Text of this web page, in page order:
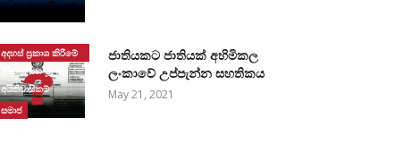
අදහස් ප්‍රකාශ කිරීමේ
නිදහස සහ මූලික
අයිතිවාසිකම්
සමාජ
ජාතියකට ජාතියක් අහිමිකල
ලංකාවේ උප්පැන්න සහතිකය
May 21, 2021